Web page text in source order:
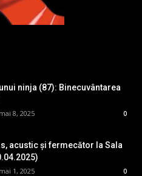
ninja (87): Binecuvântarea
mai 8, 2025 0
acustic și fermecător la Sala
mai 1, 2025 0